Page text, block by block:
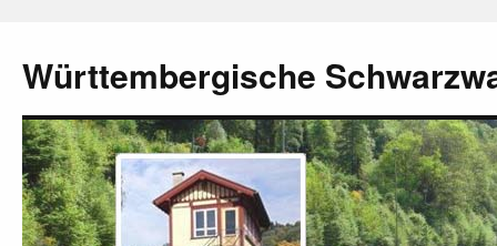
Württembergische